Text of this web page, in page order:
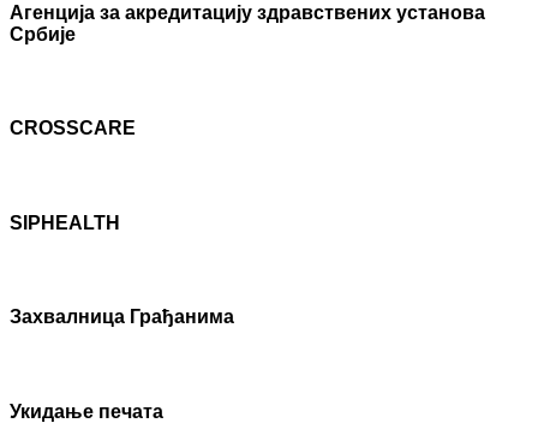
Агенцијa за акредитацију здравствених установа
Србије
CROSSCARE
SIPHEALTH
Захвалница Грађанима
Укидање печата